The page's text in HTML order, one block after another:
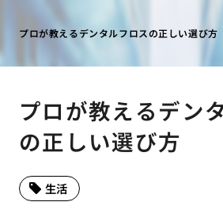
プロが教えるデンタルフロスの正しい選び方
プロが教えるデン
の正しい選び方
生活